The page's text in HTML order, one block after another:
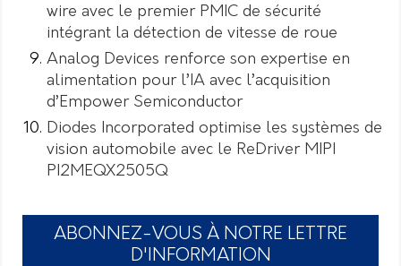
wire avec le premier PMIC de sécurité
intégrant la détection de vitesse de roue
Analog Devices renforce son expertise en
alimentation pour l’IA avec l’acquisition
d’Empower Semiconductor
Diodes Incorporated optimise les systèmes de
vision automobile avec le ReDriver MIPI
PI2MEQX2505Q
ABONNEZ-VOUS À NOTRE LETTRE
D'INFORMATION